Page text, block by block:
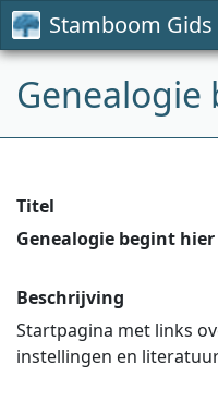
Stamboom Gids
Titel
Genealogie begint hier
Beschrijving
Startpagina met links
instellingen en